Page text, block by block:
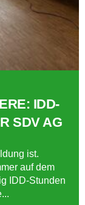
IDD-
SDV AG
ist.
auf dem
IDD-Stunden